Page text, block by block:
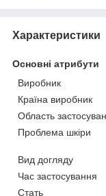
Характеристики
Основні атрибути
Виробник
Країна виробник
Область
Проблема шкіри
Вид догляду
Час застосування
Стать